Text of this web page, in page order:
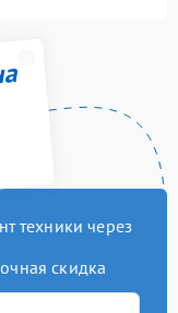
техники через
скидка